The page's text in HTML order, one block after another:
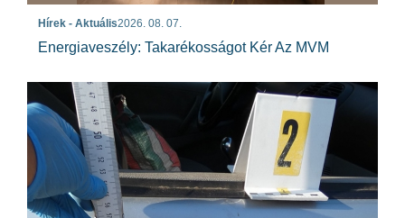
Hírek - Aktuális2026. 08. 07.
Energiaveszély: Takarékosságot Kér Az MVM